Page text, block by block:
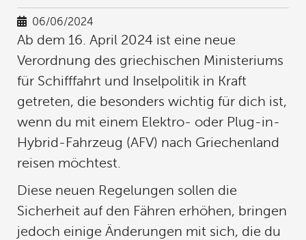
06/06/2024
Ab dem 16. April 2024 ist eine neue
Verordnung des griechischen Ministeriums
für Schifffahrt und Inselpolitik in Kraft
getreten, die besonders wichtig für dich ist,
wenn du mit einem Elektro- oder Plug-in-
Hybrid-Fahrzeug (AFV) nach Griechenland
reisen möchtest.
Diese neuen Regelungen sollen die
Sicherheit auf den Fähren erhöhen, bringen
jedoch einige Änderungen mit sich, die du